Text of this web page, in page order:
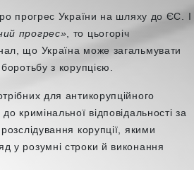
прогрес України на шляху до ЄС. І
прогрес» , то цьогоріч
що Україна може загальмувати
з корупцією.
для антикорупційного
кримінальної відповідальності за
корупції, якими
у розумні строки й виконання